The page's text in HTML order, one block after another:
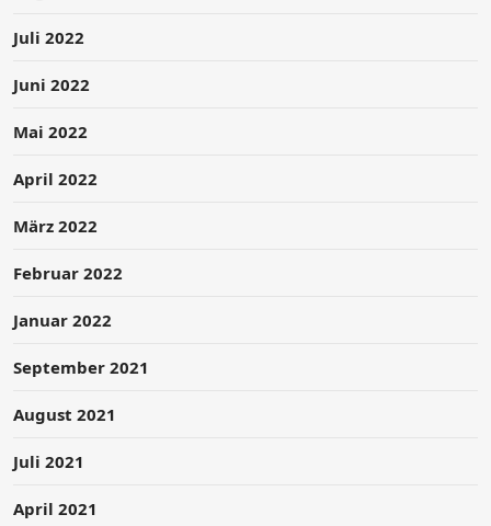
Juli 2022
Juni 2022
Mai 2022
April 2022
März 2022
Februar 2022
Januar 2022
September 2021
August 2021
Juli 2021
April 2021